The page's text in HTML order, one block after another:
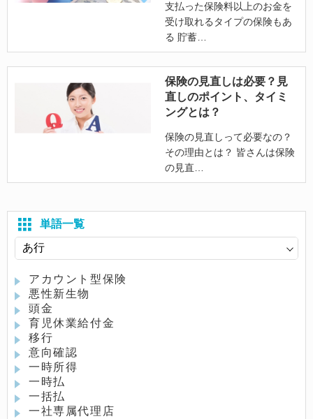
支払った保険料以上のお金を
受け取れるタイプの保険もあ
る 貯蓄
保険の見直しは必要？見
直しのポイント、タイミ
ングとは？
保険の見直しって必要なの？
その理由とは？ 皆さんは保険
の見直
単語一覧
アカウント型保険
悪性新生物
頭金
育児休業給付金
移行
意向確認
一時所得
一時払
一括払
一社専属代理店